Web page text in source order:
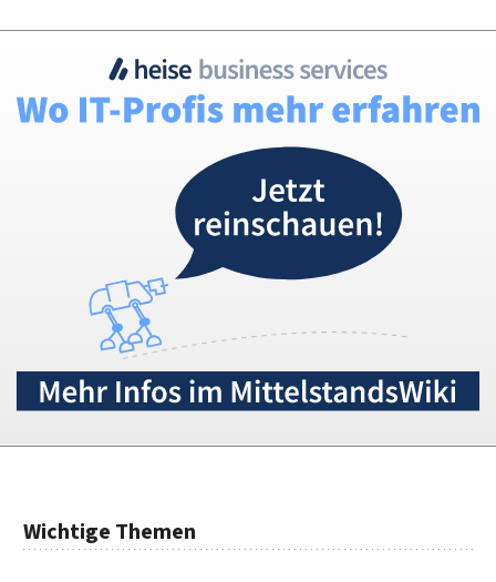
Wichtige Themen